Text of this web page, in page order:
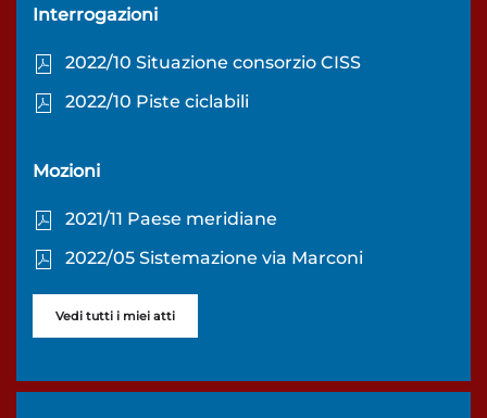
Interrogazioni
2022/10 Situazione consorzio CISS
2022/10 Piste ciclabili
Mozioni
2021/11 Paese meridiane
2022/05 Sistemazione via Marconi
Vedi tutti i miei atti